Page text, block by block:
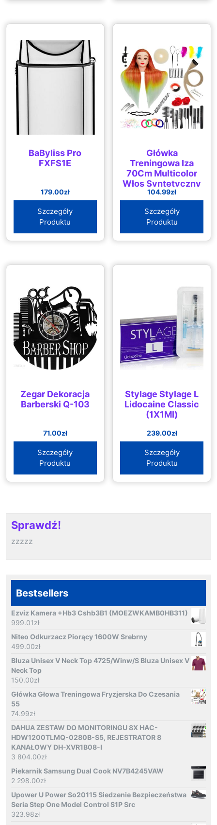
BaByliss Pro
FXFS1E
179.00zł
Szczegóły
Produktu
Główka
Treningowa Iza
70Cm Multicolor
Włos Syntetyczny
+ Uchwyt
Czesania Głowa
Ćwiczeń
104.99zł
Szczegóły
Produktu
Zegar Dekoracja
Barberski Q-103
71.00zł
Szczegóły
Produktu
Stylage Stylage L
Lidocaine Classic
(1X1Ml)
239.00zł
Szczegóły
Produktu
Sprawdź!
zzzzz
Bestsellers
Ezviz Kamera +Hb3 Cshb3B1 (MOEZWKAMB0HB311)
999.01zł
Niteo Odkurzacz Piorący 1600W Srebrny
499.00zł
Bluza Unisex V Neck Top 4725/Winw/S Bluza Unisex V
Neck Top
150.00zł
Główka Głowa Treningowa Fryzjerska Do Czesania
55
74.99zł
DAHUA ZESTAW DO MONITORINGU 8X HAC-
HDW1200TLMQ-0280B-S5, REJESTRATOR 8
KANAŁOWY DH-XVR1B08-I
3 804.00zł
Piekarnik Samsung Dual Cook NV7B4245VAW
2 298.00zł
Upower U Power So20115 Siedzenie Bezpieczeństwa
Seria Step One Model Control S1P Src
323.98zł